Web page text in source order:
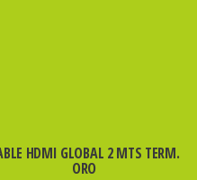
HDMI GLOBAL 2 MTS TERM.
ORO